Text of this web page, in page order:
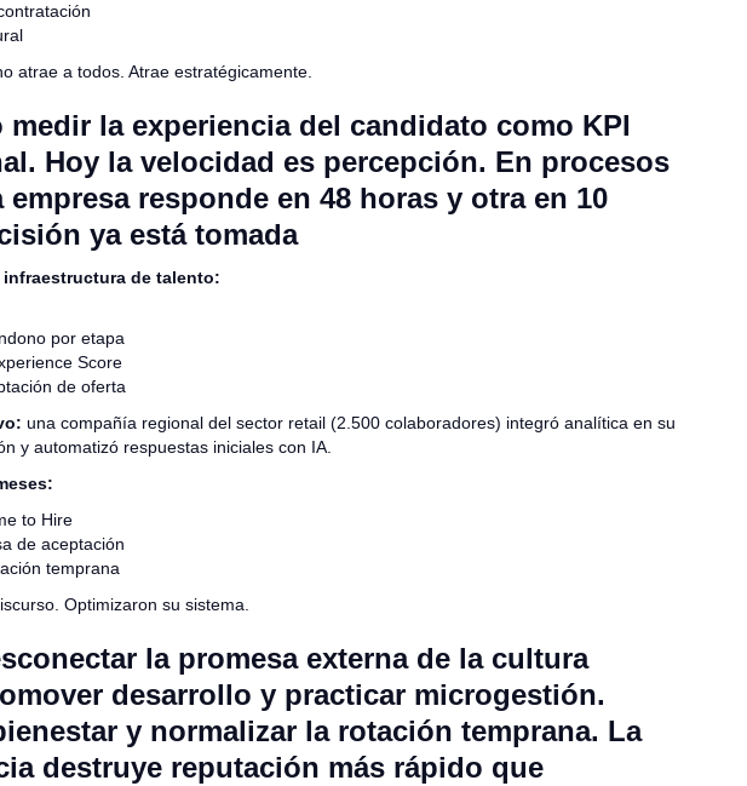
atrae a todos. Atrae estratégicamente.
medir la experiencia del candidato como KPI
Hoy la velocidad es percepción. En procesos
empresa responde en 48 horas y otra en 10
ya está tomada
infraestructura de talento:
por etapa
Score
de oferta
una compañía regional del sector retail (2.500 colaboradores) integró analítica en su
y automatizó respuestas iniciales con IA.
to Hire
de aceptación
temprana
Optimizaron su sistema.
la promesa externa de la cultura
desarrollo y practicar microgestión.
y normalizar la rotación temprana. La
destruye reputación más rápido que